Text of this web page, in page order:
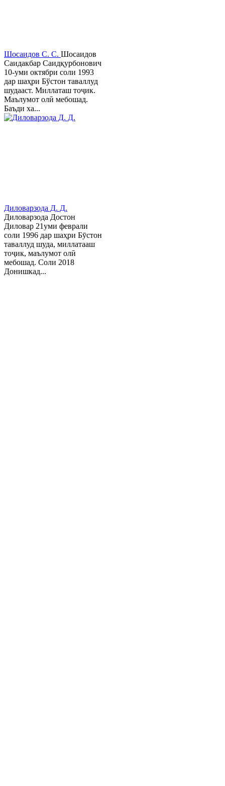
Шосаидов С. С. Шосаидов
Саидакбар Саидқурбонович
10-уми октябри соли 1993
дар шаҳри Бўстон таваллуд
шудааст. Миллаташ тоҷик.
Маълумот олӣ мебошад.
Баъди ха...
Диловарзода Д. Д.
Диловарзода Достон
Диловар 21уми феврали
соли 1996 дар шаҳри Бӯстон
таваллуд шуда, миллатааш
тоҷик, маълумот олӣ
мебошад. Соли 2018
Донишкад...